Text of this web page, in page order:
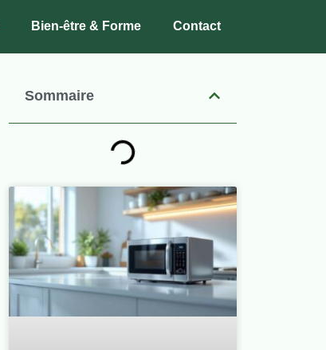
Bien-être & Forme Contact
Sommaire